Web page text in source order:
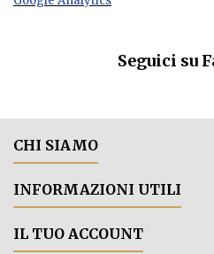
Seguici su
CHI SIAMO
INFORMAZIONI UTILI
IL TUO ACCOUNT